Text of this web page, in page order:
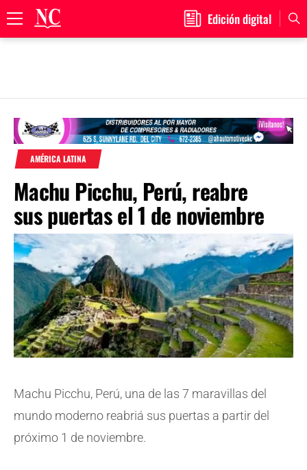
content
Edición digital
AMÉRICA LATINA
Machu Picchu, Perú, reabre
sus puertas el 1 de noviembre
Machu Picchu, Perú, una de las 7 maravillas del
mundo moderno reabriá sus puertas a partir del
próximo 1 de noviembre.